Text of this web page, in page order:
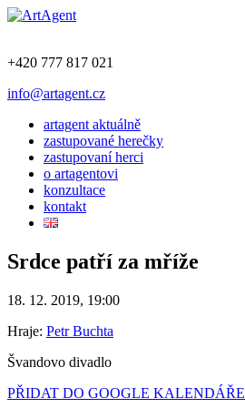
+420 777 817 021
info@artagent.cz
artagent aktuálně
zastupované herečky
zastupovaní herci
o artagentovi
konzultace
kontakt
Srdce patří za mříže
18. 12. 2019, 19:00
Hraje: Petr Buchta
Švandovo divadlo
PŘIDAT DO GOOGLE KALENDÁŘE